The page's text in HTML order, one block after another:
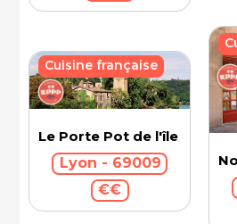
Le Porte Pot de l'île Barbe
Lyon - 69009
€€
Cuisine française